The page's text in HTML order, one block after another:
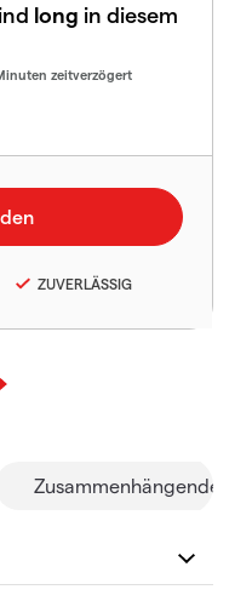
long in diesem
zeitverzögert
ZUVERLÄSSIG
Zusammenhängende